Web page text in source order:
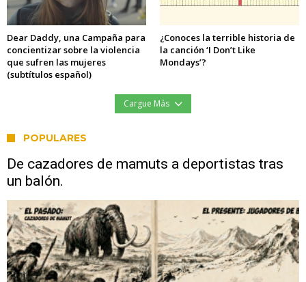
Dear Daddy, una Campaña para
concientizar sobre la violencia
que sufren las mujeres
(subtítulos español)
¿Conoces la terrible historia de
la canción ‘I Don’t Like
Mondays’?
Cargue Más
POPULARES
De cazadores de mamuts a deportistas tras
un balón.